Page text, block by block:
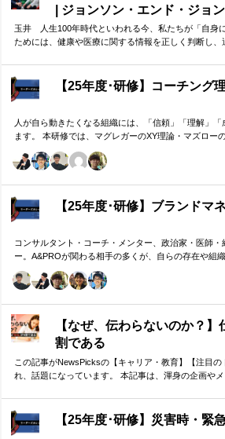
| ジョンソン・エンド・ジョ
ライン
玉井 人生100年時代といわれる今、私たちが「自身
ためには、健康や医療に関する情報を正しく判断し、
【25年度･研修】コーチング
人が自ら動きたくなる組織には、「信頼」「理解」
ます。 本研修では、マグレガーのXY理論・マズロー
を、実例を交えて深く学びます。 単なる知識の習得
【25年度･研修】ブランドマ
コンサルタント・コーチ・メンター、政治家・医師
ー。A&PROが関わる相手の多くが、自らの存在や組
【なぜ、伝わらないのか？
割である
この記事がNewsPicksの【キャリア・教育】【注目の
れ、話題になっています。 本記事は、渾身の企画や
【25年度･研修】災害時・緊